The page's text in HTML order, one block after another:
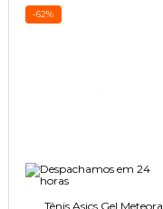
-62%
Tênis Asics Gel Meteora